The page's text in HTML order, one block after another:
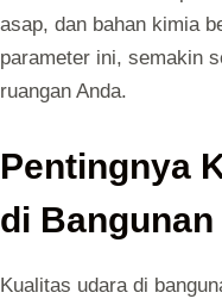
asap, dan bahan kimia
parameter ini, semakin
ruangan Anda.
Pentingnya
di Bangunan
Kualitas udara di